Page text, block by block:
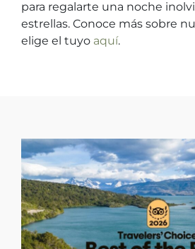
para regalarte una noche
estrellas. Conoce más sobre
elige el tuyo aquí.